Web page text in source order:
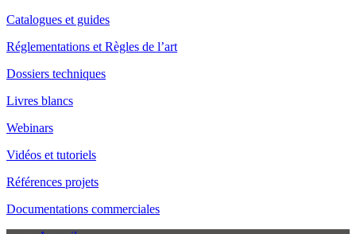
Catalogues et guides
Réglementations et Règles de l’art
Dossiers techniques
Livres blancs
Webinars
Vidéos et tutoriels
Références projets
Documentations commerciales